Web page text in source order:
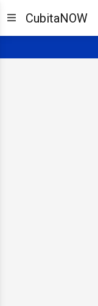
CubitaNOW